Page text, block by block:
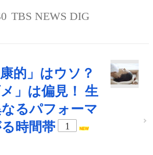
TBS NEWS DIG
的」はウソ？
メ」は偏見！ 生
るパフォーマ
時間帯
1